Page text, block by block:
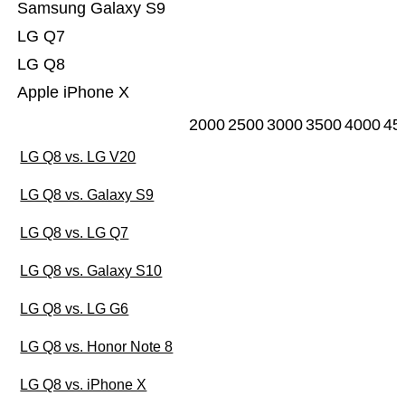
Apple iPhone X
LG Q8
LG Q7
Samsung Galaxy S9
20002500300035004000
LG Q8 vs. LG V20
LG Q8 vs. Galaxy S9
LG Q8 vs. LG Q7
LG Q8 vs. Galaxy S10
LG Q8 vs. LG G6
LG Q8 vs. Honor Note 8
LG Q8 vs. iPhone X